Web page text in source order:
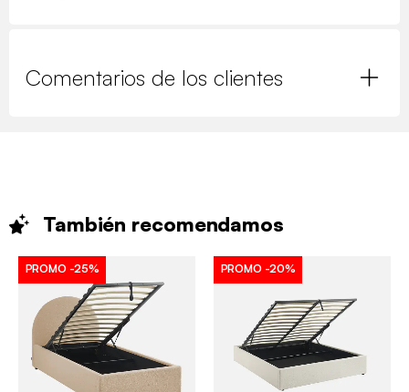
Comentarios de los clientes
También recomendamos
PROMO -25% PROMO -20%